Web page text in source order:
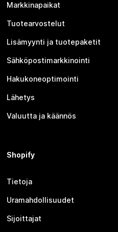
Markkinapaikat
Tuotearvostelut
Lisämyynti ja tuotepaketit
Sähköpostimarkkinointi
Hakukoneoptimointi
Lähetys
Valuutta ja käännös
Shopify
Tietoja
Uramahdollisuudet
Sijoittajat